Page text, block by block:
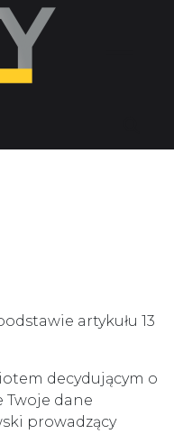
artykułu 13
decydującym o
Twoje dane
prowadzący